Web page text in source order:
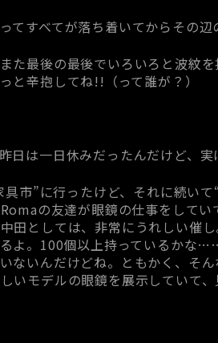
てすべてが落ち着いてからその
た最後の最後でいろいろと波紋
と辛抱してね!!（って誰が？）
日は一日休みだったんだけど、
具市”に行ったけど、それに続い
の友達が眼鏡の仕事をしてい
田としては、非常にうれしい催
よ。100個以上持っているかな
ないんだけどね。ともかく、そ
いモデルの眼鏡を展示していて